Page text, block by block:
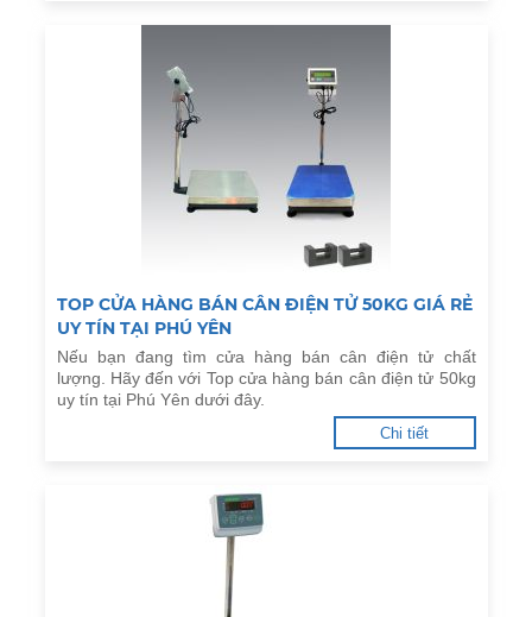
TOP CỬA HÀNG BÁN CÂN ĐIỆN TỬ 50KG GIÁ RẺ
UY TÍN TẠI PHÚ YÊN
Nếu bạn đang tìm cửa hàng bán cân điện tử chất
lượng. Hãy đến với Top cửa hàng bán cân điện tử 50kg
uy tín tại Phú Yên dưới đây.
Chi tiết